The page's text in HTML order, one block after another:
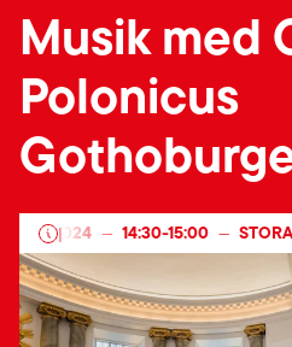
Musik med
Polonicus
|
2024 — 14:30-15:00 — STORA